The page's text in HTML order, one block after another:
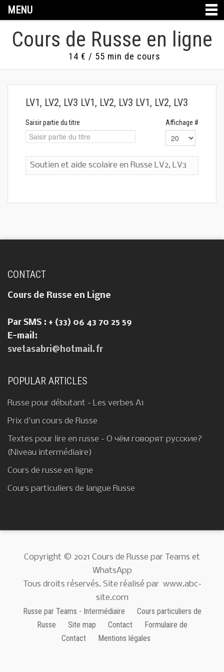
MENU
Cours de Russe en ligne
14 € / 55 min de cours
LV1, LV2, LV3 LV1, LV2, LV3 LV1, LV2, LV3
Saisir partie du titre Affichage #
Soutien et aide scolaire en Russe LV2, LV3
CONTACT
Cours de Russe en Ligne
Par SMS : + (33) 06 43 70 25 59
E-mail:
svetasabri@hotmail.fr
POPULAR ARTICLES
Russe pour débutant - Les verbes A1
Prix d'un cours de Russe
Textes pour lire en russe - О чём говорят русские?
(Niveau intermédiaire)
Cours de russe en ligne
Cours particuliers de langue Russe
Copyright © 2021 Cours de Russe par Teams et
WhatsApp
Tous droits réservés. Site réalisé par www.abc-
site.com
Russe par Teams - Intermédiaire
Cours particuliers de
Russe
Site map Contact
Formulaire de
Contact
Mentions légales